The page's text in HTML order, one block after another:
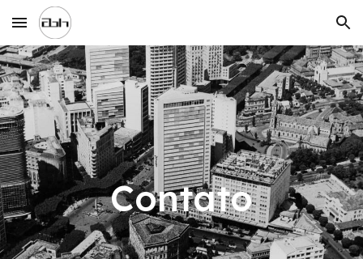
Skip to main content Skip to navigation
Contato